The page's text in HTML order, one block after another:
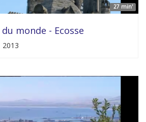
27 min'
monde - Ecosse